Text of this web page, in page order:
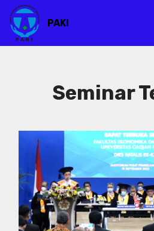
PAKI
Seminar